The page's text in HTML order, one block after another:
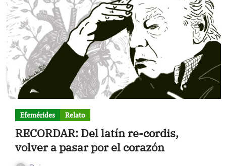
Efemérides Relato
RECORDAR: Del latín re-cordis,
volver a pasar por el corazón